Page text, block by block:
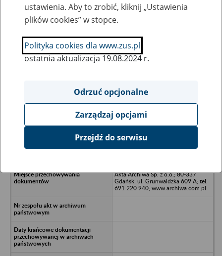
SZUKAJ
Ukryj wszystkie pozycje bazy
EVATIC Sp. z o.o. - Gdańsk, ul.
Akta Archiwa Sp. z o.o.; 80-337
Gdańsk, ul. Grunwaldzka 609 A; tel.
691 220 940; www.archiwa.com.pl
ustawienia. Aby to zrobić, kliknij „Ustawienia
plików cookies” w stopce.
Polityka cookies dla www.zus.pl
ostatnia aktualizacja 19.08.2024 r.
Odrzuć opcjonalne
Zarządzaj opcjami
Przejdź do serwisu